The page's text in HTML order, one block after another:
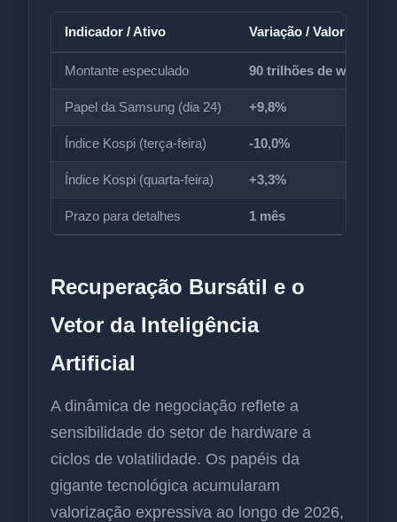
Indicador / Ativo Variação / Valor
Montante especulado 90 trilhões de won
Papel da Samsung (dia 24) +9,8%
Índice Kospi (terça-feira) -10,0%
Índice Kospi (quarta-feira) +3,3%
Prazo para detalhes 1 mês
Recuperação Bursátil e o
Vetor da Inteligência
Artificial
A dinâmica de negociação reflete a
sensibilidade do setor de hardware a
ciclos de volatilidade. Os papéis da
gigante tecnológica acumularam
valorização expressiva ao longo de 2026,